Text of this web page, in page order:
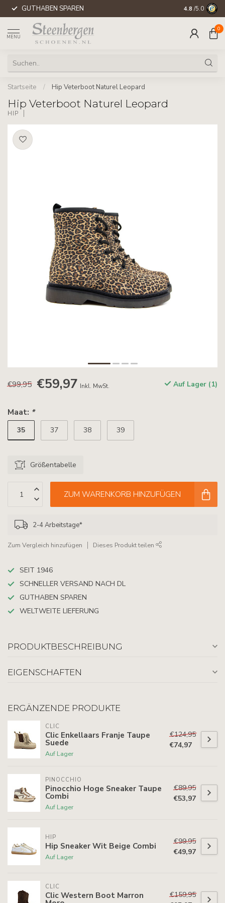
GUTHABEN SPAREN WELTWEITE
4.8 /5.0
MENU
0
Startseite / Hip Veterboot Naturel Leopard
Hip Veterboot Naturel Leopard
HIP
€99,95 €59,97 Inkl. MwSt. Auf Lager (1)
Maat: *
35 37 38 39
Größentabelle
ZUM WARENKORB HINZUFÜGEN
2-4 Arbeitstage*
Zum Vergleich hinzufügen Dieses Produkt teilen
SEIT 1946
SCHNELLER VERSAND NACH DL
GUTHABEN SPAREN
WELTWEITE LIEFERUNG
PRODUKTBESCHREIBUNG
EIGENSCHAFTEN
ERGÄNZENDE PRODUKTE
CLIC
Clic Enkellaars Franje Taupe
Suede
Auf Lager
€124,95
€74,97
PINOCCHIO
Pinocchio Hoge Sneaker Taupe
Combi
Auf Lager
€89,95
€53,97
HIP
Hip Sneaker Wit Beige Combi
Auf Lager
€99,95
€49,97
CLIC
Clic Western Boot Marron
€159,95